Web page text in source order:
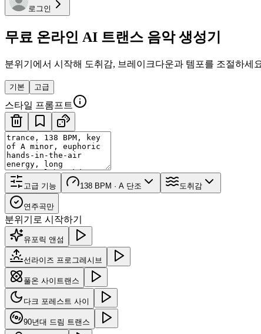
로그인
무료 온라인 AI 트랜스 음악 생성기
분위기에서 시작해 도취감, 브레이크다운과 템포를 조절하세
기본 고급
스타일 프롬프트
고급 기능 138 BPM · A 단조 도취감
연주곡만
분위기로 시작하기
유포릭 앤섬
선라이즈 프로그레시브
풀온 사이트랜스
다크 포레스트 사이
90년대 드림 트랜스